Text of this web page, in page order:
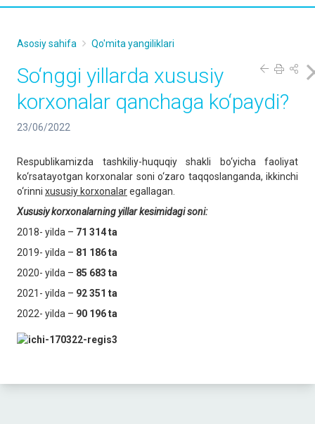
Asosiy sahifa Qo'mita yangiliklari
So‘nggi yillarda xususiy
korxonalar qanchaga ko‘paydi?
23/06/2022
Respublikamizda tashkiliy-huquqiy shakli bo‘yicha faoliyat
ko‘rsatayotgan korxonalar soni o‘zaro taqqoslanganda, ikkinchi
o‘rinni xususiy korxonalaregallagan.
Xususiy korxonalarning yillarkesimidagi soni:
2018- yilda – 71 314ta
2019- yilda – 81 186ta
2020- yilda – 85 683 ta
2021- yilda – 92 351 ta
2022- yilda – 90 196 ta